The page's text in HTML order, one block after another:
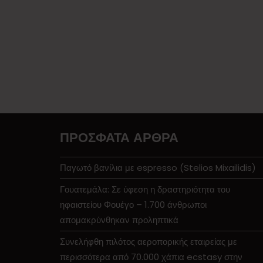
ΠΡΌΣΦΑΤΑ ΆΡΘΡΑ
Παγωτό βανίλια με espresso (Stelios Mixailidis)
Γουατεμάλα: Σε ύφεση η δραστηριότητα του
ηφαιστείου Φουέγο – 1.700 άνθρωποι
απομακρύνθηκαν προληπτικά
Συνελήφθη πιλότος αεροπορικής εταιρείας με
περισσότερα από 70.000 χάπια ecstasy στην